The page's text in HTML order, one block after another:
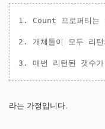
1. Count 프로퍼티는
2. 개체들이 모두 리
라는 가정입니다.